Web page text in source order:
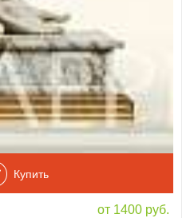
Купить
от 1400 руб.